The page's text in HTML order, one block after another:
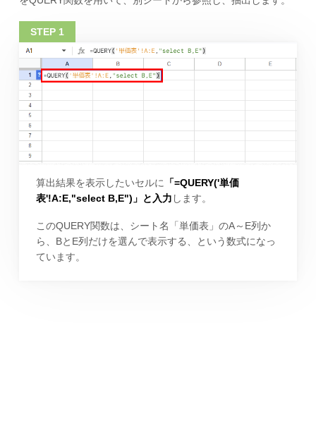
算出結果を表示したいセルに 「=QUERY('単価
表'!A:E,"select B,E")」と入力 します。
このQUERY関数は、シート名「単価表」のA～E列か
ら、BとE列だけを選んで表示する、という数式になっ
ています。